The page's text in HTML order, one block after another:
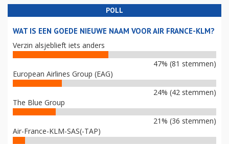
POLL
WAT IS EEN GOEDE NIEUWE NAAM VOOR AIR FRANCE-KLM?
Verzin alsjeblieft iets anders
47% (81 stemmen)
European Airlines Group (EAG)
24% (42 stemmen)
The Blue Group
21% (36 stemmen)
Air-France-KLM-SAS(-TAP)